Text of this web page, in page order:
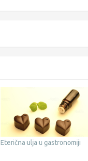
Eterična ulja u gastronomiji